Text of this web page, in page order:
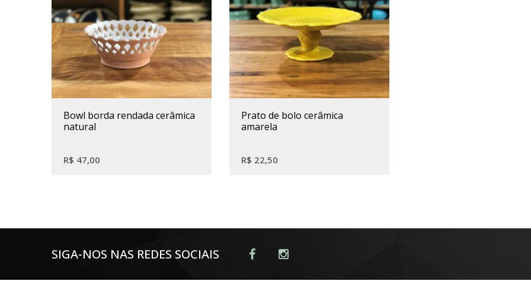
bowl borda rendada cerâmica
natural
R$ 47,00
prato de bolo cerâmica
amarela
R$ 22,50
SIGA-NOS NAS REDES SOCIAIS